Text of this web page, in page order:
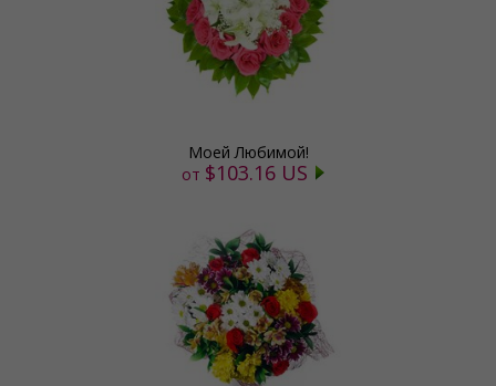
Моей Любимой!
от $103.16 US